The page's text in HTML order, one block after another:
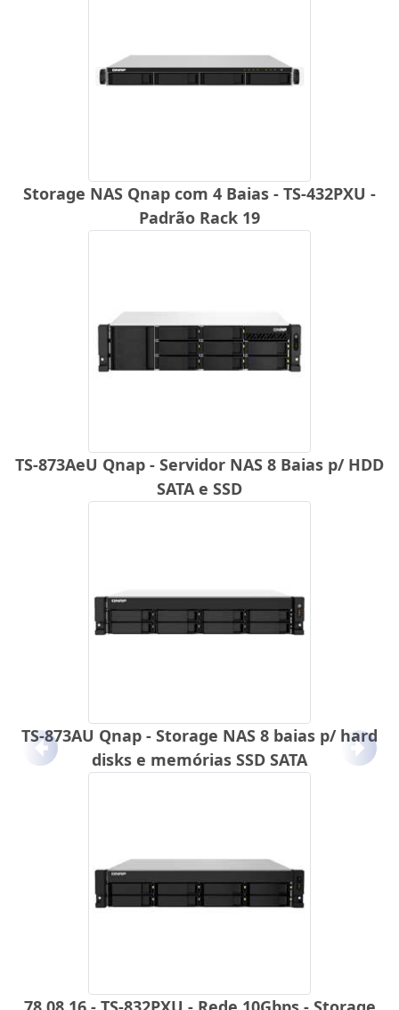
Storage NAS Qnap com 4 Baias - TS-432PXU -
Padrão Rack 19
TS-873AeU Qnap - Servidor NAS 8 Baias p/ HDD
SATA e SSD
TS-873AU Qnap - Storage NAS 8 baias p/ hard
disks e memórias SSD SATA
Anterior